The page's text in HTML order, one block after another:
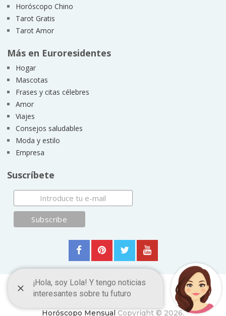
Horóscopo Chino
Tarot Gratis
Tarot Amor
Más en Euroresidentes
Hogar
Mascotas
Frases y citas célebres
Amor
Viajes
Consejos saludables
Moda y estilo
Empresa
Suscríbete
Horóscopo Mensual Copyright © 2026.